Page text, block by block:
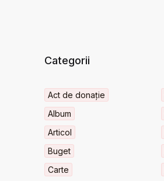
Categorii
Act de donație
Album
Articol
Buget
Carte